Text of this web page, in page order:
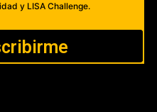
y LISA Challenge.